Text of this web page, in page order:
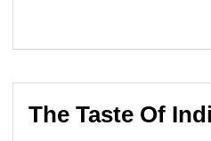
The Taste Of